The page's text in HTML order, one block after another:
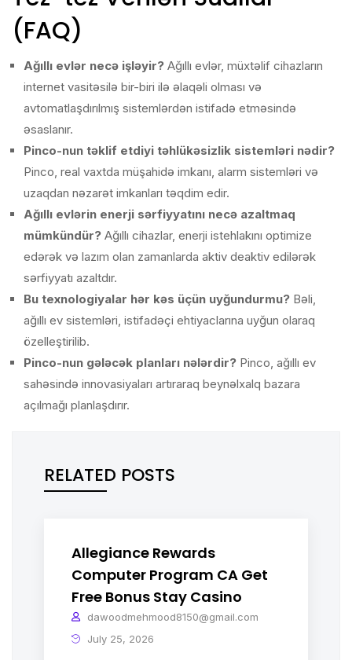
(FAQ)
Ağıllı evlər necə işləyir? Ağıllı evlər, müxtəlif cihazların
internet vasitəsilə bir-biri ilə əlaqəli olması və
avtomatlaşdırılmış sistemlərdən istifadə etməsində
əsaslanır.
Pinco-nun təklif etdiyi təhlükəsizlik sistemləri nədir?
Pinco, real vaxtda müşahidə imkanı, alarm sistemləri və
uzaqdan nəzarət imkanları təqdim edir.
Ağıllı evlərin enerji sərfiyyatını necə azaltmaq
mümkündür? Ağıllı cihazlar, enerji istehlakını optimize
edərək və lazım olan zamanlarda aktiv deaktiv edilərək
sərfiyyatı azaltdır.
Bu texnologiyalar hər kəs üçün uyğundurmu? Bəli,
ağıllı ev sistemləri, istifadəçi ehtiyaclarına uyğun olaraq
özelleştirilib.
Pinco-nun gələcək planları nələrdir? Pinco, ağıllı ev
sahəsində innovasiyaları artıraraq beynəlxalq bazara
açılmağı planlaşdırır.
RELATED POSTS
Allegiance Rewards
Computer Program CA Get
Free Bonus Stay Casino
dawoodmehmood8150@gmail.com
July 25, 2026